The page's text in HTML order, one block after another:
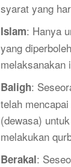
syarat yang
Islam: Hanya
yang
melaksanakan
Baligh:
telah
(dewasa)
melakukan
Berakal: